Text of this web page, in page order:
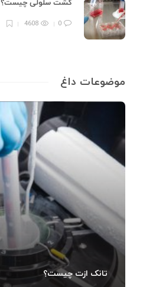
کشت سلولی چیست؟
0
4608
موضوعات داغ
تانک ازت چیست؟